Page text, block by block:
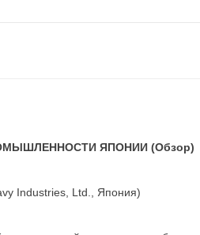
ЯПОНИИ (Обзор)
Industries, Ltd., Япония)